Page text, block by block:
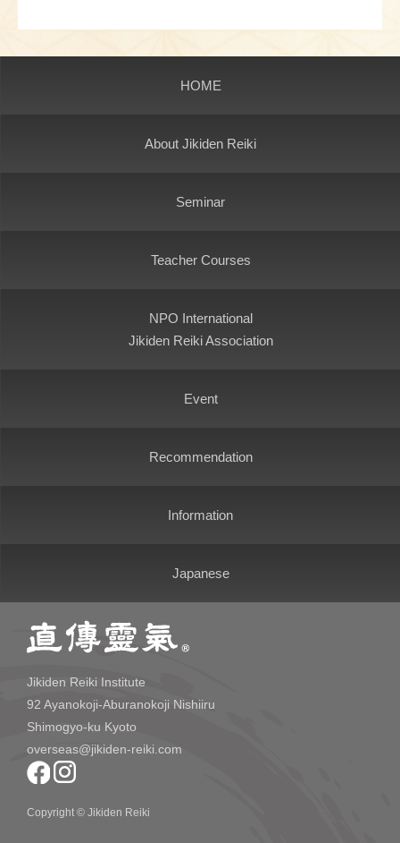
HOME
About Jikiden Reiki
Seminar
Teacher Courses
NPO International
Jikiden Reiki Association
Event
Recommendation
Information
Japanese
Jikiden Reiki Institute
92 Ayanokoji-Aburanokoji Nishiiru
Shimogyo-ku Kyoto
overseas@jikiden-reiki.com
Copyright © Jikiden Reiki